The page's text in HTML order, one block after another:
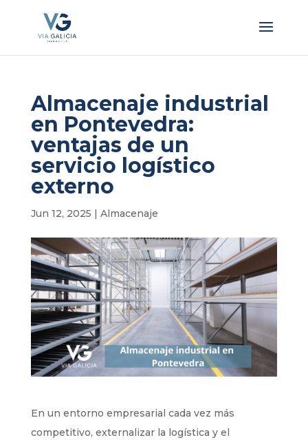
Almacenaje industrial
en Pontevedra:
ventajas de un
servicio logístico
externo
Jun 12, 2025 | Almacenaje
En un entorno empresarial cada vez más
competitivo, externalizar la logística y el